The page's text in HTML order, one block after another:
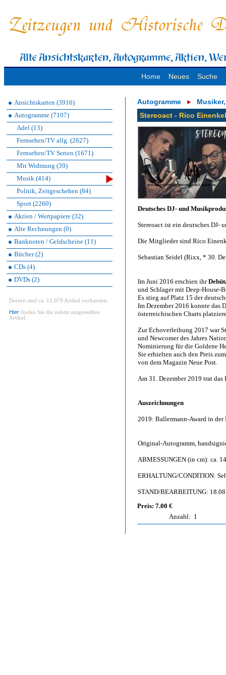
Home Neues Suche
Ansichtskarten (3916)
Autogramme (7107)
Adel (13)
Fernsehen/TV allg. (2627)
Fernsehen/TV Serien (1671)
Mit Widmung (39)
Musik (414)
Politik, Zeitgeschehen (84)
Sport (2260)
Aktien / Wertpapiere (32)
Alte Rechnungen (0)
Banknoten / Geldscheine (11)
Bücher (2)
CDs (4)
DVDs (2)
Derzeit sind ca. 11.079 Artikel vorhanden.
Hier finden Sie die zuletzt eingestellten
Artikel.
Autogramme
Stereoact - Rico
Deutsches DJ- und
Stereoact ist ein deutsches DJ-
Die Mitglieder sind Rico
Sebastian Seidel (Rixx, * 30.
Im Juni 2016 erschien ihr
und Schlager mit Deep-House-
Es stieg auf Platz 15 der
Im Dezember 2016 konnte das
österreichischen Charts
Zur Echoverleihung 2017 war
und Newcomer des Jahres
Nominierung für die Goldene
Sie erhielten auch den Preis
von dem Magazin Neue Post.
Am 31. Dezember 2019 trat
Auszeichnungen
2019: Ballermann-Award in der
Original-Autogramm,
ABMESSUNGEN (in cm): ca.
ERHALTUNG/CONDITION:
STAND/BEARBEITUNG:
Preis: 7.00 €
Anzahl: 1